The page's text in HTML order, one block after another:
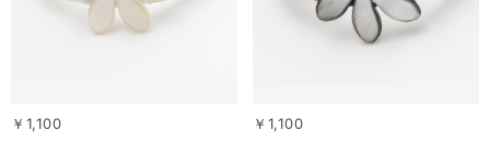
￥1,100 ￥1,100